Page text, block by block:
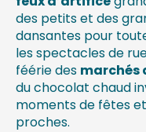
des petits et des
dansantes pour
les spectacles de
féérie des marchés
du chocolat chaud
moments de fêtes
proches.